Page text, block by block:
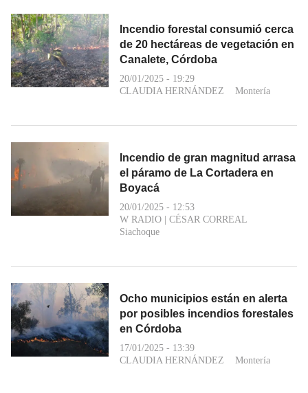
Incendio forestal consumió cerca
de 20 hectáreas de vegetación en
Canalete, Córdoba
20/01/2025 - 19:29
CLAUDIA HERNÁNDEZ
Montería
Incendio de gran magnitud arrasa
el páramo de La Cortadera en
Boyacá
20/01/2025 - 12:53
W RADIO
CÉSAR CORREAL
Siachoque
Ocho municipios están en alerta
por posibles incendios forestales
en Córdoba
17/01/2025 - 13:39
CLAUDIA HERNÁNDEZ
Montería